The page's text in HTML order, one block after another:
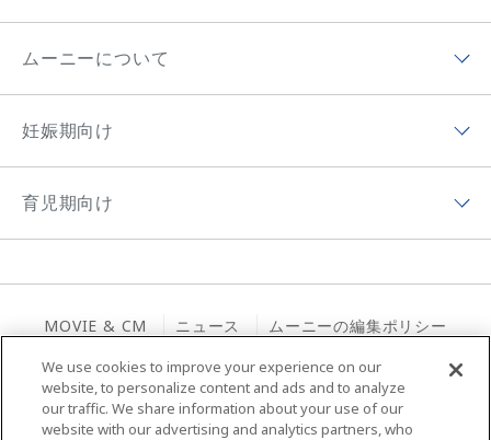
ムーニーマン（パンツ）
オヤスミマン
ムーニー寝具
ムーニーポイントについて
チーム ムーニーポイントプログラムサイト
プレゼントキャンペーン
ムーニーについて
ムーニーちゃんのひみつ
ムーニーの思い
アプリ紹介
妊娠期向け
ムーニーアプリのご案内
育児期向け
子育て向け記事
夜間のおもらし大調査
おむつの選び方
MOVIE & CM ニュース ムーニーの編集ポリシー
サイトマップ Global Website
We use cookies to improve your experience on our
website, to personalize content and ads and to analyze
our traffic. We share information about your use of our
website with our advertising and analytics partners, who